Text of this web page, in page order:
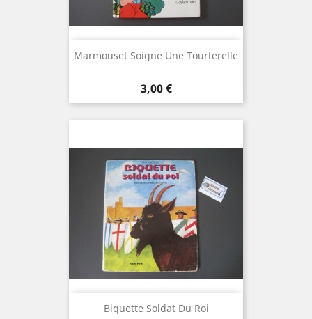
Marmouset Soigne Une Tourterelle
Prix
3,00 €
Biquette Soldat Du Roi